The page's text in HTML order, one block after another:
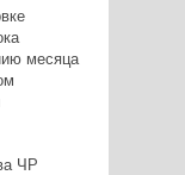
месяца
ЧР